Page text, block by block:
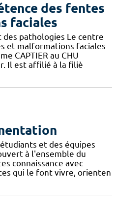
des fentes
faciales
pathologies Le centre
et malformations faciales
CAPTIER au CHU
Il est affilié à la filiè
et des équipes
à l'ensemble du
connaissance avec
qui le font vivre, orienten